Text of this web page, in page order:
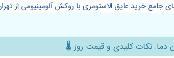
جامع خرید عایق الاستومری با روکش آلومینیومی از
دما: نکات کلیدی و قیمت روز 🌡️